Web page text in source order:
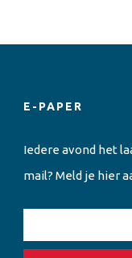
E-PAPER
Iedere avond het
mail? Meld je hier